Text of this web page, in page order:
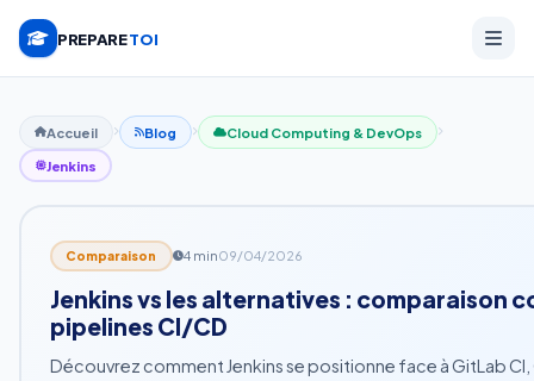
PREPARETOI
Accueil Blog Cloud Computing & DevOps
Jenkins
Comparaison 4 min09/04/2026
Jenkins vs les alternatives : comparaison
pipelines CI/CD
Découvrez comment Jenkins se positionne face à GitLab